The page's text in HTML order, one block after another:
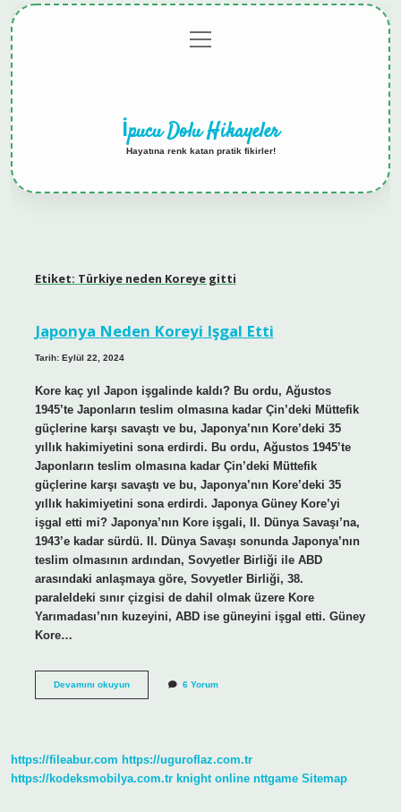
menüyü
aç
İpucu Dolu Hikayeler
Hayatına renk katan pratik fikirler!
Etiket: Türkiye neden Koreye gitti
Japonya Neden Koreyi Işgal Etti
Tarih: Eylül 22, 2024
Kore kaç yıl Japon işgalinde kaldı? Bu ordu, Ağustos
1945’te Japonların teslim olmasına kadar Çin’deki Müttefik
güçlerine karşı savaştı ve bu, Japonya’nın Kore’deki 35
yıllık hakimiyetini sona erdirdi. Bu ordu, Ağustos 1945’te
Japonların teslim olmasına kadar Çin’deki Müttefik
güçlerine karşı savaştı ve bu, Japonya’nın Kore’deki 35
yıllık hakimiyetini sona erdirdi. Japonya Güney Kore’yi
işgal etti mi? Japonya’nın Kore işgali, II. Dünya Savaşı’na,
1943’e kadar sürdü. II. Dünya Savaşı sonunda Japonya’nın
teslim olmasının ardından, Sovyetler Birliği ile ABD
arasındaki anlaşmaya göre, Sovyetler Birliği, 38.
paraleldeki sınır çizgisi de dahil olmak üzere Kore
Yarımadası’nın kuzeyini, ABD ise güneyini işgal etti. Güney
Kore…
Devamını okuyunJaponya
6 Yorum
https://fileabur.com https://uguroflaz.com.tr
https://kodeksmobilya.com.tr knight online nttgame Sitemap